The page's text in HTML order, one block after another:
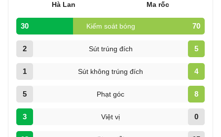
Hà Lan Ma rốc
30 Kiếm soát bóng 70
2 Sút trúng đích 5
1 Sút không trúng đích 4
5 Phạt góc 8
3 Việt vị 0